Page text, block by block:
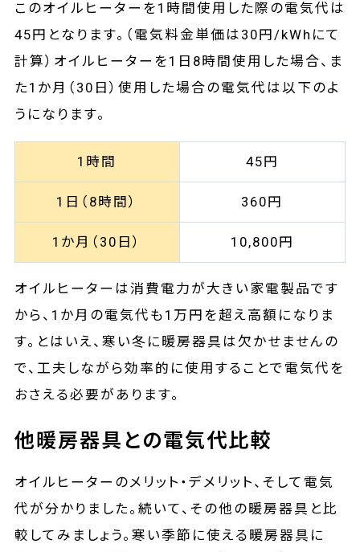
このオイルヒーターを1時間使用した際の電気代は
45円となります。（電気料金単価は30円/kWhにて
計算）オイルヒーターを1日8時間使用した場合、ま
た1か月（30日）使用した場合の電気代は以下のよ
うになります。
1時間 45円
1日（8時間） 360円
1か月（30日） 10,800円
オイルヒーターは消費電力が大きい家電製品です
から、1か月の電気代も1万円を超え高額になりま
す。とはいえ、寒い冬に暖房器具は欠かせませんの
で、工夫しながら効率的に使用することで電気代を
おさえる必要があります。
他暖房器具との電気代比較
オイルヒーターのメリット・デメリット、そして電気
代が分かりました。続いて、その他の暖房器具と比
較してみましょう。寒い季節に使える暖房器具に